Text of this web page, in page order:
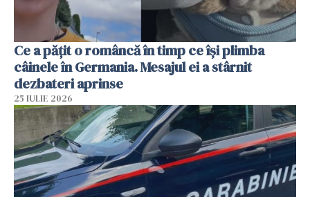
Ce a pățit o româncă în timp ce își plimba
câinele în Germania. Mesajul ei a stârnit
dezbateri aprinse
25 IULIE 2026